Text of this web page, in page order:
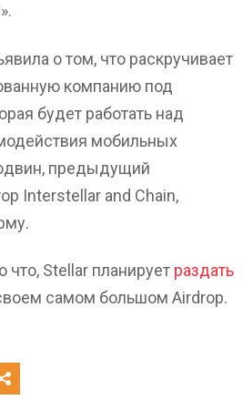
о том, что раскручивает
компанию под
будет работать над
мобильных
предыдущий
Interstellar and Chain,
что, Stellar планирует раздать
самом большом Airdrop.